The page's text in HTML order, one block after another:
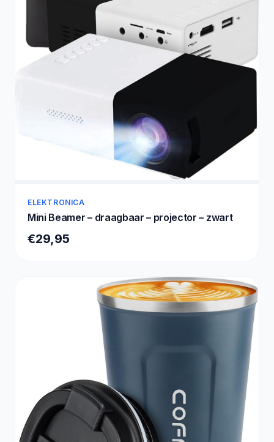
ELEKTRONICA
Mini Beamer – draagbaar – projector – zwart
€29,95